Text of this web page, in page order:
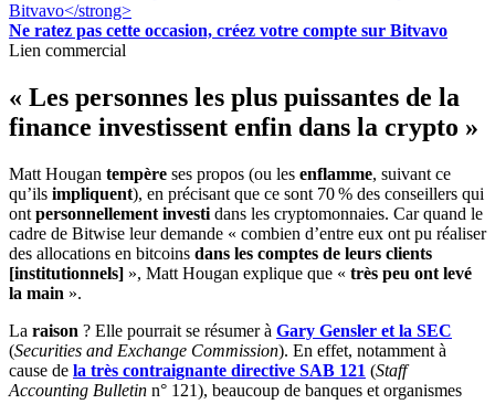
Ne ratez pas cette occasion, créez votre compte sur Bitvavo
Lien commercial
« Les personnes les plus puissantes de la
finance investissent enfin dans la crypto »
Matt Hougan tempère ses propos (ou les enflamme, suivant ce
qu’ils impliquent), en précisant que ce sont 70 % des conseillers qui
ont personnellement investi dans les cryptomonnaies. Car quand le
cadre de Bitwise leur demande « combien d’entre eux ont pu réaliser
des allocations en bitcoins dans les comptes de leurs clients
[institutionnels] », Matt Hougan explique que « très peu ont levé
la main ».
La raison ? Elle pourrait se résumer à Gary Gensler et la SEC
(Securities and Exchange Commission). En effet, notamment à
cause de la très contraignante directive SAB 121 (Staff
Accounting Bulletin n° 121), beaucoup de banques et organismes